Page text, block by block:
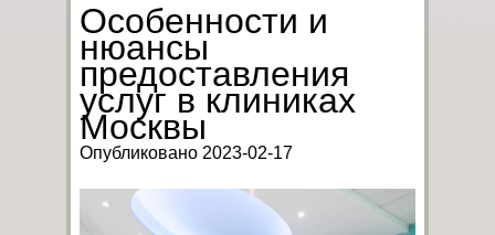
Особенности и
нюансы
предоставления
услуг в клиниках
Москвы
Опубликовано 2023-02-17